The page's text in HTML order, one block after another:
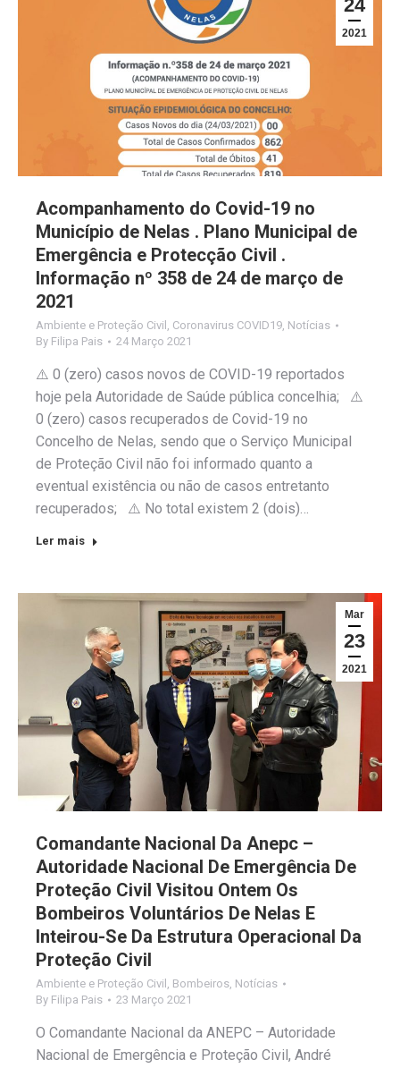
24
2021
Acompanhamento do Covid-19 no
Município de Nelas . Plano Municipal de
Emergência e Protecção Civil .
Informação nº 358 de 24 de março de
2021
Ambiente e Proteção Civil Coronavirus COVID19 Notícias
By Filipa Pais 24 Março 2021
⚠️ 0 (zero) casos novos de COVID-19 reportados
hoje pela Autoridade de Saúde pública concelhia; ⚠️
0 (zero) casos recuperados de Covid-19 no
Concelho de Nelas, sendo que o Serviço Municipal
de Proteção Civil não foi informado quanto a
eventual existência ou não de casos entretanto
recuperados; ⚠️ No total existem 2 (dois)…
Ler mais
Mar
23
2021
Comandante Nacional Da Anepc –
Autoridade Nacional De Emergência De
Proteção Civil Visitou Ontem Os
Bombeiros Voluntários De Nelas E
Inteirou-Se Da Estrutura Operacional Da
Proteção Civil
Ambiente e Proteção Civil , Bombeiros, Notícias
By Filipa Pais 23 Março 2021
O Comandante Nacional da ANEPC – Autoridade
Nacional de Emergência e Proteção Civil, André